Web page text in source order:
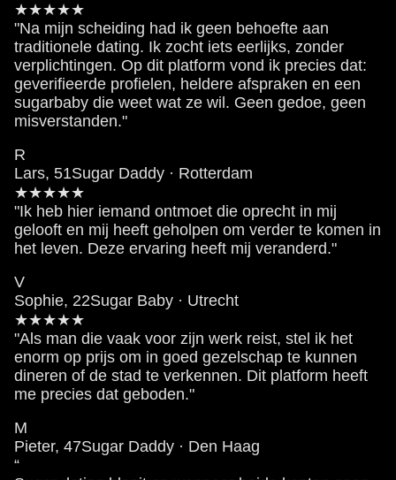
★★★★★
"Na mijn scheiding had ik geen behoefte aan
traditionele dating. Ik zocht iets eerlijks, zonder
verplichtingen. Op dit platform vond ik precies dat:
geverifieerde profielen, heldere afspraken en een
sugarbaby die weet wat ze wil. Geen gedoe, geen
misverstanden."
R
Lars, 51Sugar Daddy · Rotterdam
★★★★★
"Ik heb hier iemand ontmoet die oprecht in mij
gelooft en mij heeft geholpen om verder te komen in
het leven. Deze ervaring heeft mij veranderd."
V
Sophie, 22Sugar Baby · Utrecht
★★★★★
"Als man die vaak voor zijn werk reist, stel ik het
enorm op prijs om in goed gezelschap te kunnen
dineren of de stad te verkennen. Dit platform heeft
me precies dat geboden."
M
Pieter, 47Sugar Daddy · Den Haag
“